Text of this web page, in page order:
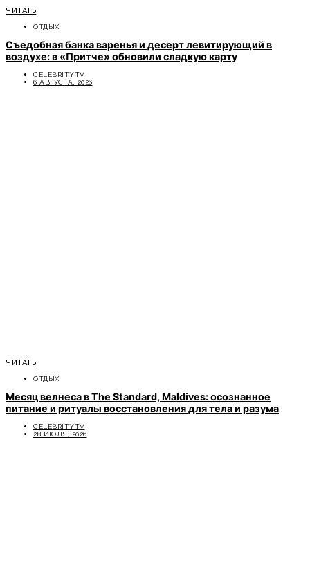
ЧИТАТЬ
ОТДЫХ
Съедобная банка варенья и десерт левитирующий в
воздухе: в «Притче» обновили сладкую карту
CELEBRITYTV
6 АВГУСТА, 2026
ЧИТАТЬ
ОТДЫХ
Месяц велнеса в The Standard, Maldives: осознанное
питание и ритуалы восстановления для тела и разума
CELEBRITYTV
28 ИЮЛЯ, 2026